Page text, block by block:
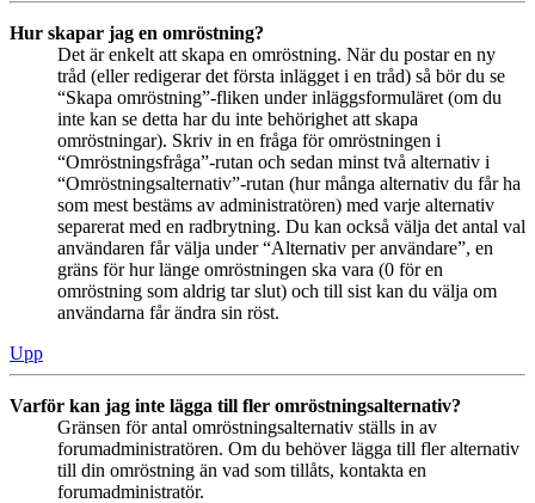
Hur skapar jag en omröstning?
Det är enkelt att skapa en omröstning. När du postar en ny
tråd (eller redigerar det första inlägget i en tråd) så bör du se
“Skapa omröstning”-fliken under inläggsformuläret (om du
inte kan se detta har du inte behörighet att skapa
omröstningar). Skriv in en fråga för omröstningen i
“Omröstningsfråga”-rutan och sedan minst två alternativ i
“Omröstningsalternativ”-rutan (hur många alternativ du får ha
som mest bestäms av administratören) med varje alternativ
separerat med en radbrytning. Du kan också välja det antal val
användaren får välja under “Alternativ per användare”, en
gräns för hur länge omröstningen ska vara (0 för en
omröstning som aldrig tar slut) och till sist kan du välja om
användarna får ändra sin röst.
Upp
Varför kan jag inte lägga till fler omröstningsalternativ?
Gränsen för antal omröstningsalternativ ställs in av
forumadministratören. Om du behöver lägga till fler alternativ
till din omröstning än vad som tillåts, kontakta en
forumadministratör.